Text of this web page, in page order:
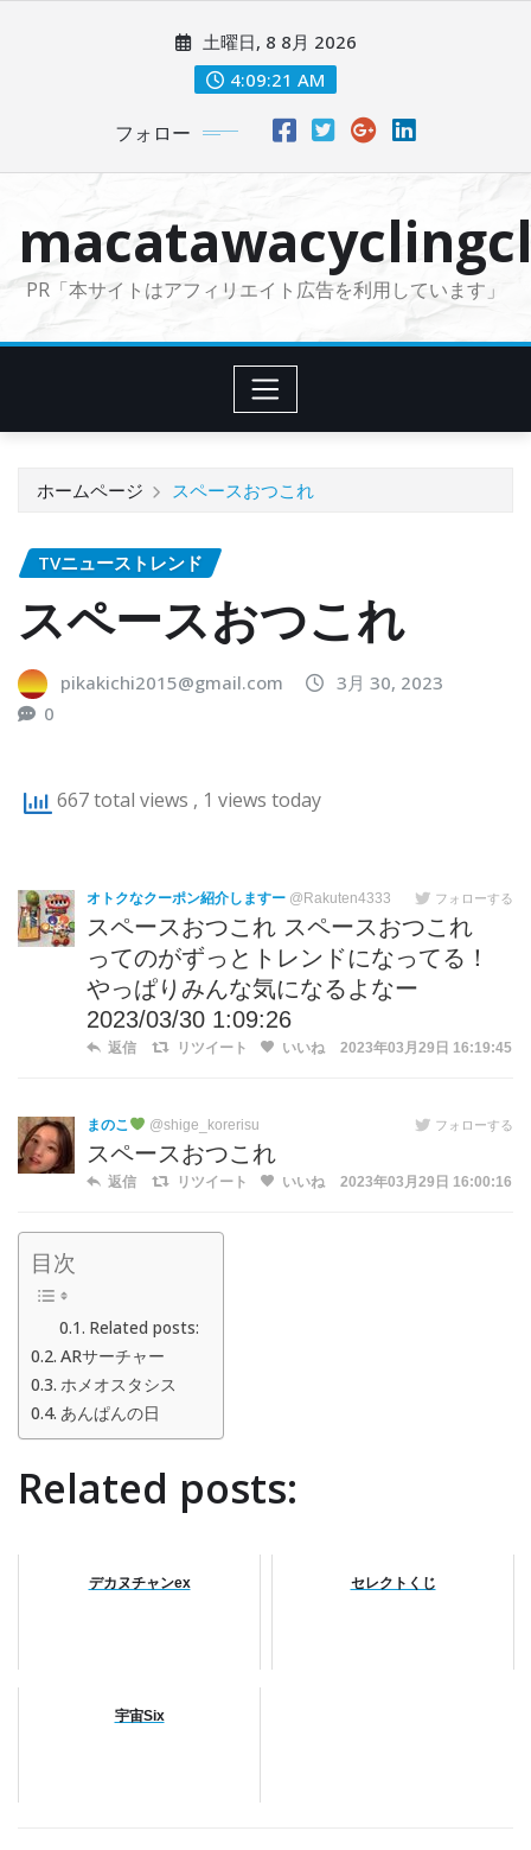
に
土曜日, 8 8月 2026
4:09:23 AM
フォロー
PR「本サイトはアフィリエイト広告を利用しています」
ホームページ スペースおつこれ
TVニューストレンド
スペースおつこれ
pikakichi2015@gmail.com
3月 30, 2023
0
667 total views , 1 views today
オトクなクーポン紹介しますー @Rakuten4333 フォローする
スペースおつこれ スペースおつこれ
ってのがずっとトレンドになってる！
やっぱりみんな気になるよなー
2023/03/30 1:09:26
返信 リツイート いいね 2023年03月29日 16:19:45
まのこ @shige_korerisu フォローする
スペースおつこれ
返信 リツイート いいね 2023年03月29日 16:00:16
目次
Related posts:
ARサーチャー
ホメオスタシス
あんぱんの日
Related posts:
デカヌチャンex セレクトくじ
宇宙Six